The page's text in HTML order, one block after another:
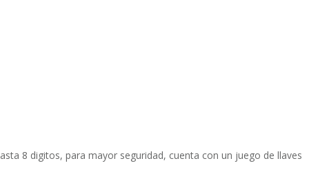
8 digitos, para mayor seguridad, cuenta con un juego de llaves